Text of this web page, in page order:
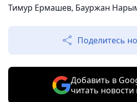
Тимур Ермашев, Бауржан
Поделитесь
Добавить в
читать